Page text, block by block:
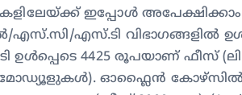
ഇപ്പോള്‍ അപേക്ഷിക്കാം.
എസ്.ടി വിഭാഗങ്ങളില്‍
ഉള്‍പ്പെടെ 4425 രൂപയാണ് ഫീസ്
മോഡ്യൂളുകള്‍). ഓഫ്ലൈന്‍